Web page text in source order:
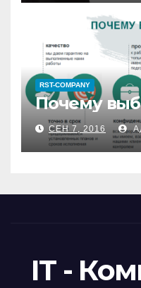
RST-COMPANY
Почему
СЕН 7, 2016
IT -